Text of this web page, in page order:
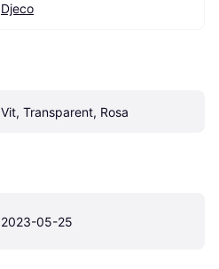
Djeco
Vit, Transparent, Rosa
2023-05-25